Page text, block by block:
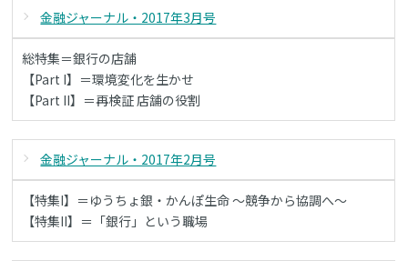
金融ジャーナル・2017年3月号
総特集＝銀行の店舗
【Part I】＝環境変化を生かせ
【Part II】＝再検証 店舗の役割
金融ジャーナル・2017年2月号
【特集I】＝ゆうちょ銀・かんぽ生命 ～競争から協調へ～
【特集II】＝「銀行」という職場